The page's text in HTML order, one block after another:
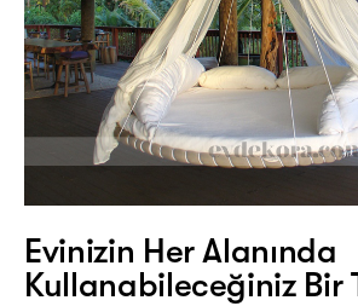
Evinizin Her Alanında
Kullanabileceğiniz Bir